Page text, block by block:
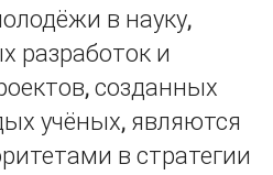
в науку,
разработок и
созданных
учёных, являются
в стратегии